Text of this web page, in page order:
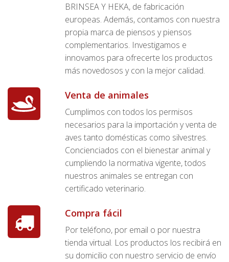
BRINSEA Y HEKA, de fabricación
europeas. Además, contamos con nuestra
propia marca de piensos y piensos
complementarios. Investigamos e
innovamos para ofrecerte los productos
más novedosos y con la mejor calidad.
Venta de animales
Cumplimos con todos los permisos
necesarios para la importación y venta de
aves tanto domésticas como silvestres.
Concienciados con el bienestar animal y
cumpliendo la normativa vigente, todos
nuestros animales se entregan con
certificado veterinario.
Compra fácil
Por teléfono, por email o por nuestra
tienda virtual. Los productos los recibirá en
su domicilio con nuestro servicio de envío